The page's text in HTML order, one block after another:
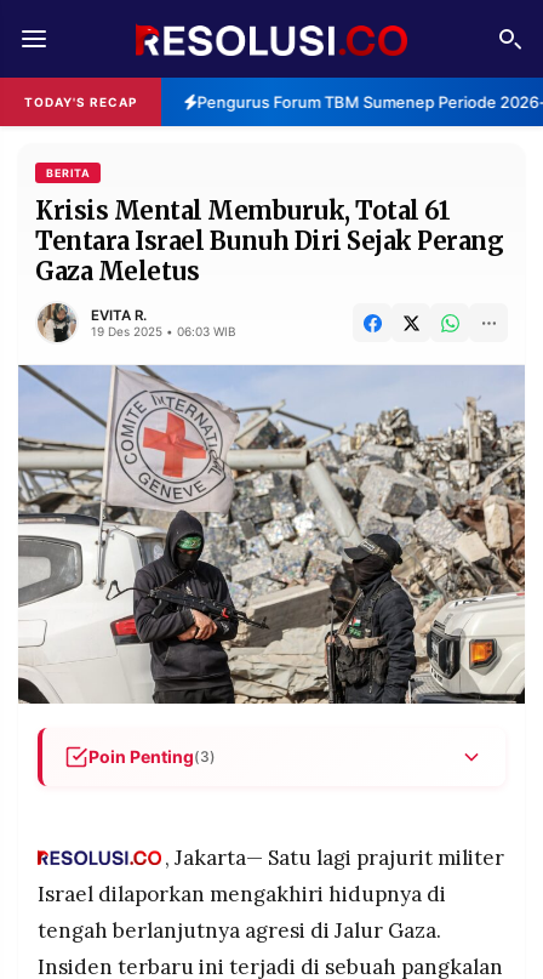
TODAY'S RECAP Pengurus Forum TBM Sumenep Periode
REDAKSI TENTANG
RESOLUSI IKLAN
RUBRIKASI
EDITORIAL AKSARA
FINANSIA PERSONA
DAERAH NASIONAL
MANCA SPORT
INFORMASI
PRIVACY
POLICY
BERITA
WARGA
INFORMASI
IKLAN
KIRIM
TULISAN
PENGADUAN TERM
OF
SERVICE
BERITA
Krisis Mental Memburuk, Total 61
Tentara Israel Bunuh Diri Sejak Perang
Gaza Meletus
EVITA R.
19 Des 2025 • 06:03 WIB
Poin Penting(3)
setelah sempat dirawat di rumah sakit.
Data menunjukkan total 61 tentara Israel bunuh
ratusan percobaan bunuh diri tercatat hingga
2025.
, Jakarta— Satu lagi prajurit militer
Israel dilaporkan mengakhiri hidupnya di
tengah berlanjutnya agresi di Jalur Gaza.
Insiden terbaru ini terjadi di sebuah pangkalan